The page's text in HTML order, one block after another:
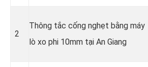
2
Thông tắc cống nghẹt bằng máy
lò xo phi 10mm tại An Giang